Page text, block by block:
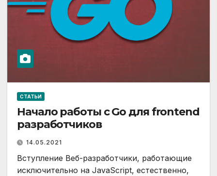
СТАТЬИ
Начало работы с Go для frontend
разработчиков
14.05.2021
Вступление Веб-разработчики, работающие
исключительно на JavaScript, естественно,